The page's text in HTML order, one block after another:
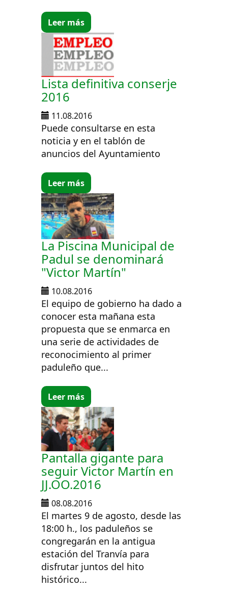
Leer más
Lista definitiva conserje
2016
11.08.2016
Puede consultarse en esta
noticia y en el tablón de
anuncios del Ayuntamiento
Leer más
La Piscina Municipal de
Padul se denominará
"Victor Martín"
10.08.2016
El equipo de gobierno ha dado a
conocer esta mañana esta
propuesta que se enmarca en
una serie de actividades de
reconocimiento al primer
paduleño que...
Leer más
Pantalla gigante para
seguir Victor Martín en
JJ.OO.2016
08.08.2016
El martes 9 de agosto, desde las
18:00 h., los paduleños se
congregarán en la antigua
estación del Tranvía para
disfrutar juntos del hito
histórico...